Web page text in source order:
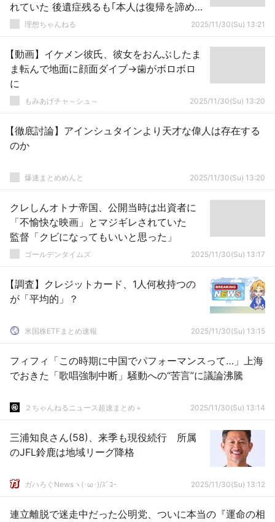
れていた 後遺症残るも｢本人は復帰を諦めて
おりません｣
理想ちゃんねる 2025/11/30(Su) 13:21
【動画】イケメン彼氏、彼女をおんぶしたま
ま転んで地面に顔面ダイブ→歯がボロボロ
に
もみあげチャ～シュ～ 2025/11/30(Su) 13:20
【徹底討論】アインシュタインより天才な偉人は存在する
のか
爆速まとめめんと 2025/11/30(Su) 13:20
クレしんオトナ帝国、公開当時は出資者に
「不愉快な映画」とマジギレされていた
監督「クビになってもいいと思った」
ゴールデンタイムズ 2025/11/30(Su) 13:17
【調査】クレジットカード、1人何枚持つの
が「平均的」？
米国株ETFまとめ速報 2025/11/30(Su) 13:15
フィフィ「この時期に中国でパフォーマンスって…」上海
でおきた「歌唱強制中断」騒動への“苦言”に議論沸騰
２ちゃんねるニュース超速まとめ＋ 2025/11/30(Su) 13:14
三浦知良さん(58)、来季も現役続行 所属
のJFL鈴鹿は地域リーグ降格
ガハろぐNewsヽ(･ω･)/ｽﾞｺｰ 2025/11/30(Su) 13:12
連立離脱で迷走中だった公明党、ついに本当の『運命の相